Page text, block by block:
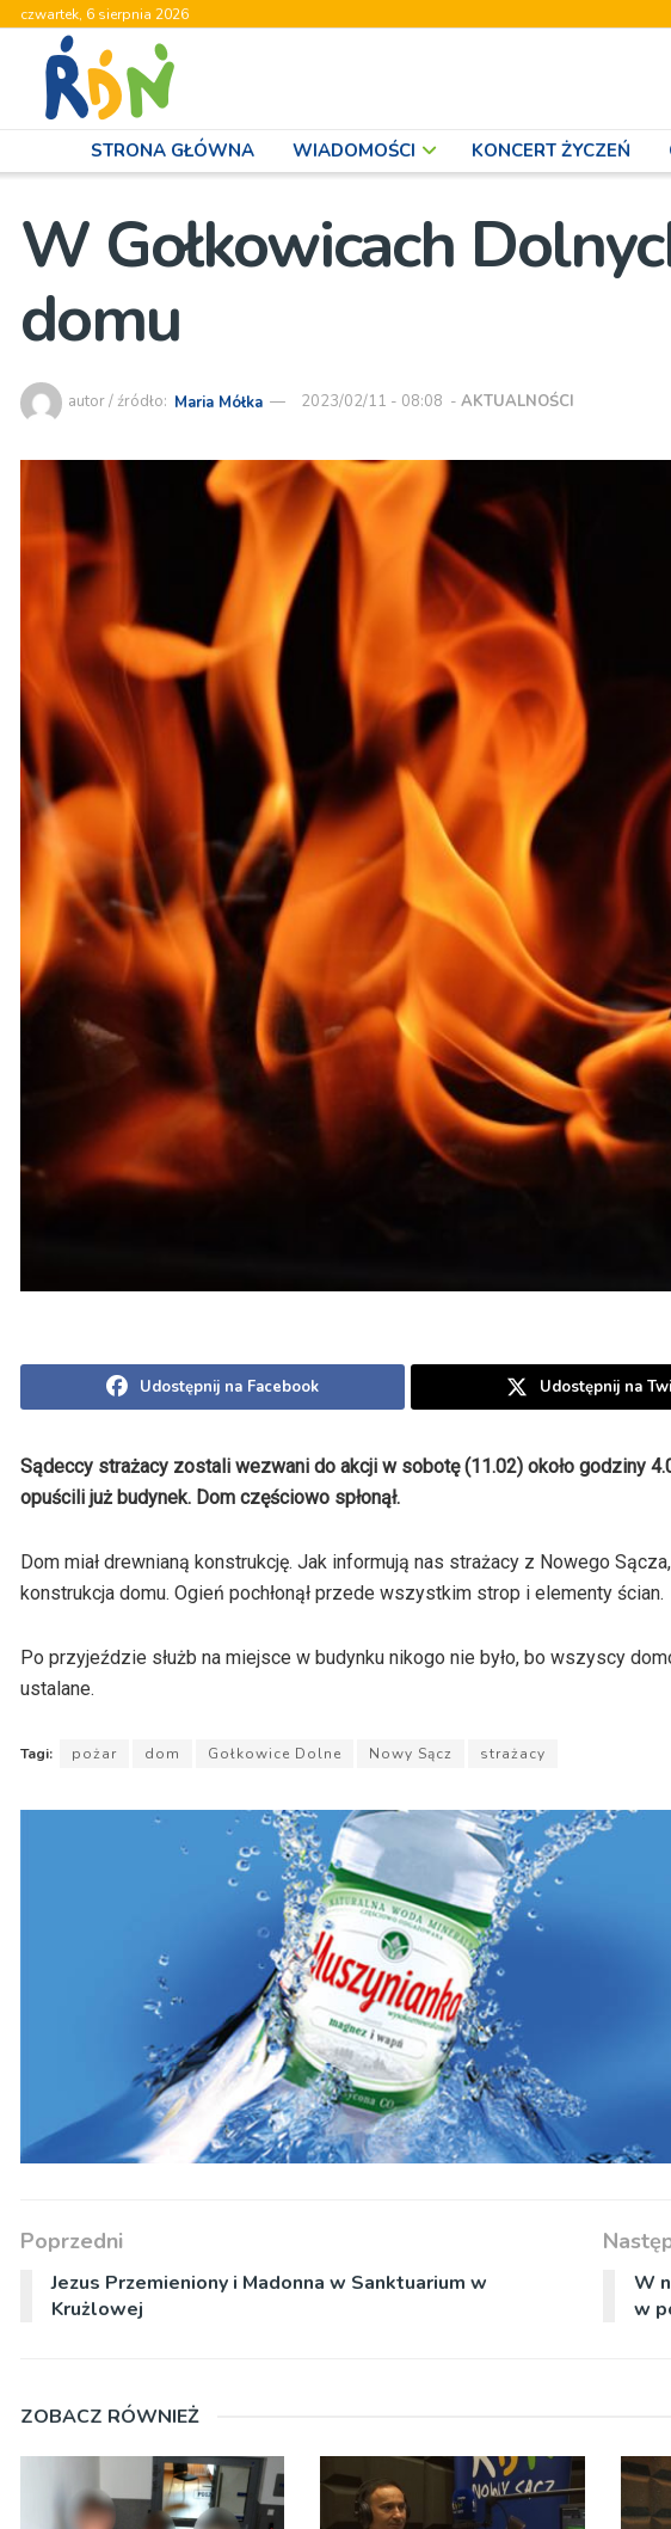
czwartek, 6 sierpnia 2026
STRONA GŁÓWNA WIADOMOŚCI KONCERT ŻYCZEŃ
W Gołkowicach
domu
autor / źródło: Maria Mółka 2023/02/11 - 08:08 - AKTUALNOŚCI
Udostępnij na Facebook Udostępnij na
Sądeccy strażacy zostali wezwani do akcji w sobotę (11.02) około godziny
opuścili już budynek. Dom częściowo spłonął.
Dom miał drewnianą konstrukcję. Jak informują nas strażacy z Nowego
konstrukcja domu. Ogień pochłonął przede wszystkim strop i elementy ścian.
Po przyjeździe służb na miejsce w budynku nikogo nie było, bo wszyscy
ustalane.
Tagi: pożar dom Gołkowice Dolne Nowy Sącz strażacy
Poprzedni
Jezus Przemieniony i Madonna w Sanktuarium w
Krużlowej
W
w
ZOBACZ RÓWNIEŻ